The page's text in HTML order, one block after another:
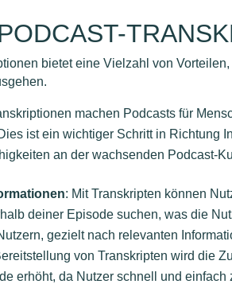
bietet eine Vielzahl von
machen Podcasts für
ist ein wichtiger Schritt in Richtung
an der wachsenden Podcast-
: Mit Transkripten können
deiner Episode suchen, was die
gezielt nach relevanten
von Transkripten wird die
erhöht, da Nutzer schnell und